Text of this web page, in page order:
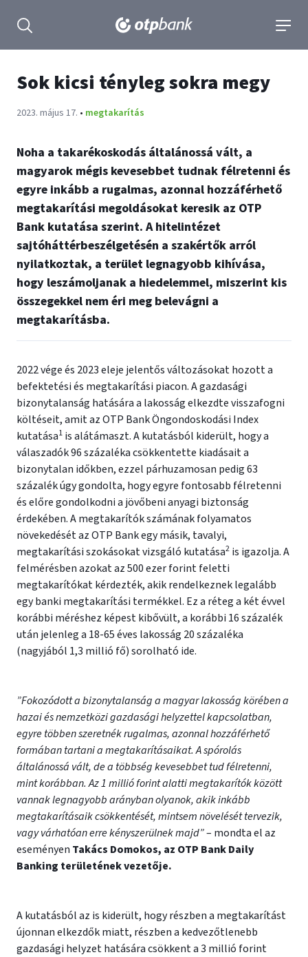
Keresés kinyitása
Sok kicsi tényleg sokra megy
Publikálva:
2023. május 17. • megtakarítás
Noha a takarékoskodás általánossá vált, a
magyarok mégis kevesebbet tudnak félretenni és
egyre inkább a rugalmas, azonnal hozzáférhető
megtakarítási megoldásokat keresik az OTP
Bank kutatása szerint. A hitelintézet
sajtóháttérbeszélgetésén a szakértők arról
nyilatkoztak, a terület legnagyobb kihívása,
hogy leszámoljanak a hiedelemmel, miszerint kis
összegekkel nem éri meg belevágni a
megtakarításba.
2022 vége és 2023 eleje jelentős változásokat hozott a
befektetési és megtakarítási piacon. A gazdasági
bizonytalanság hatására a lakosság elkezdte visszafogni
költéseit, amit az OTP Bank Öngondoskodási Index
kutatása1 is alátámaszt. A kutatásból kiderült, hogy a
válaszadók 96 százaléka csökkentette kiadásait a
bizonytalan időkben, ezzel párhuzamosan pedig 63
százalék úgy gondolta, hogy egyre fontosabb félretenni
és előre gondolkodni a jövőbeni anyagi biztonság
érdekében. A megtakarítók számának folyamatos
növekedését az OTP Bank egy másik, tavalyi,
megtakarítási szokásokat vizsgáló kutatása2 is igazolja. A
felmérésben azokat az 500 ezer forint feletti
megtakarítókat kérdezték, akik rendelkeznek legalább
egy banki megtakarítási termékkel. Ez a réteg a két évvel
korábbi méréshez képest kibővült, a korábbi 16 százalék
után jelenleg a 18-65 éves lakosság 20 százaléka
(nagyjából 1,3 millió fő) sorolható ide.
”Fokozódott a bizonytalanság a magyar lakosság körében a
hazai és nemzetközi gazdasági helyzettel kapcsolatban,
egyre többen szeretnék rugalmas, azonnal hozzáférhető
formában tartani a megtakarításaikat. A spórolás
általánossá vált, de a többség kevesebbet tud félretenni,
mint korábban. Az 1 millió forint alatti megtakarítók között
vannak legnagyobb arányban olyanok, akik inkább
megtakarításaik csökkentését, mintsem növelését tervezik,
vagy várhatóan erre kényszerülnek majd”– mondta el az
eseményen Takács Domokos, az OTP Bank Daily
Banking területének vezetője.
A kutatásból az is kiderült, hogy részben a megtakarítást
újonnan elkezdők miatt, részben a kedvezőtlenebb
gazdasági helyzet hatására csökkent a 3 millió forint